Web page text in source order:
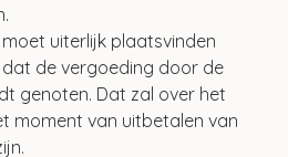
moet uiterlijk plaatsvinden
de vergoeding door de
genoten. Dat zal over het
moment van uitbetalen van